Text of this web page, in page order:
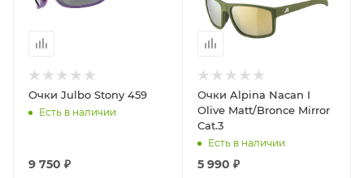
Очки Julbo Stony 459
Есть в наличии
9 750 ₽
Очки Alpina Nacan I
Olive Matt/Bronce Mirror
Cat.3
Есть в наличии
5 990 ₽